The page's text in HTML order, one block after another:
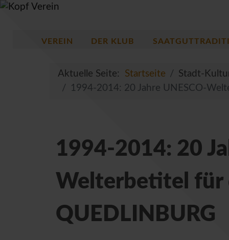
VEREIN DER KLUB
Aktuelle Seite: Startseite Stadt-
1994-2014: 20 Jahre UNESCO-
1994-2014: 20
Welterbetitel für
QUEDLINBURG